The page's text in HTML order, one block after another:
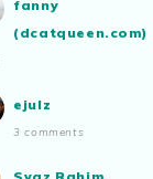
fanny
(dcatqueen.com)
ejulz
3 comments